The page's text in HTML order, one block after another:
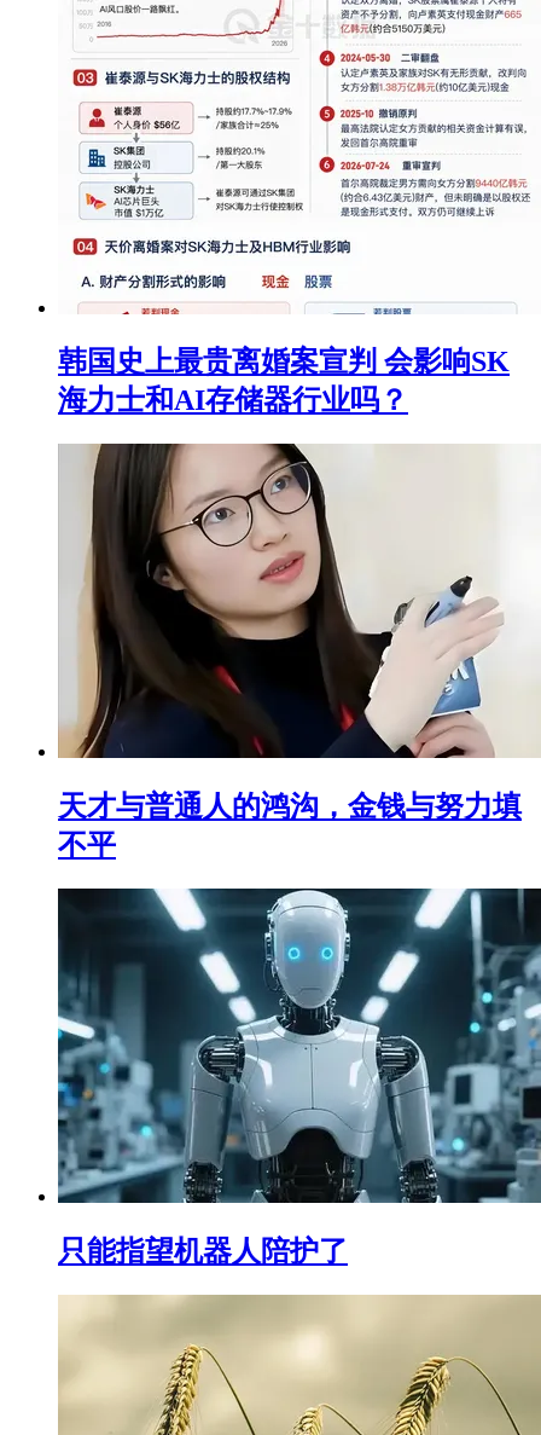
韩国史上最贵离婚案宣判 会影响SK
海力士和AI存储器行业吗？
天才与普通人的鸿沟，金钱与努力填
不平
只能指望机器人陪护了